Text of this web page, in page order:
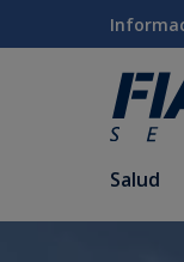
Saltar al
Salud